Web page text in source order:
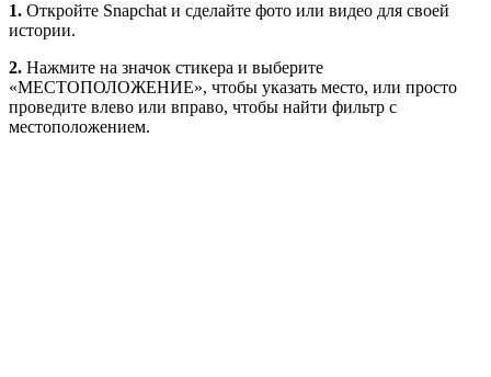
1. Откройте Snapchat и сделайте фото или видео для своей
истории.
2. Нажмите на значок стикера и выберите
«МЕСТОПОЛОЖЕНИЕ», чтобы указать место, или просто
проведите влево или вправо, чтобы найти фильтр с
местоположением.